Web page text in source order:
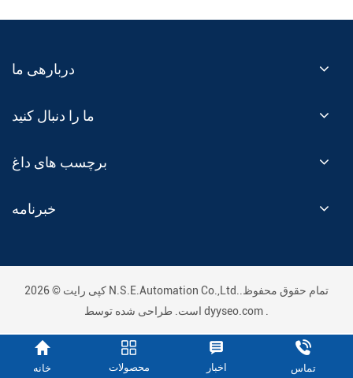
دربارهی ما
ما را دنبال کنید
برچسب های داغ
خبرنامه
کپی رایت © 2026 N.S.E.Automation Co.,Ltd..تمام حقوق محفوظ
dyyseo.com
خانه محصولات اخبار تماس